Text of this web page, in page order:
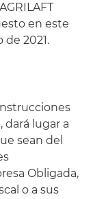
en este
de 2021.
dará lugar a
sean del
Obligada,
o a sus